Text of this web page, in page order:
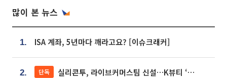
많이 본 뉴스
1. ISA 계좌, 5년마다 깨라고요? [이슈크래커]
2. 단독 실리콘투, 라이브커머스팀 신설…K뷰티 ‘글로벌 판매망’ 확대[K뷰티 라방戰]